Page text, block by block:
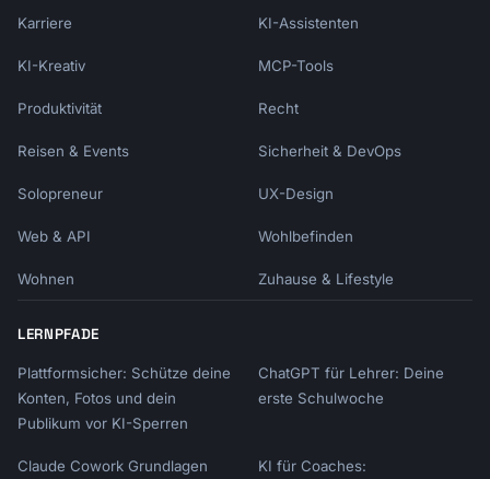
Karriere KI-Assistenten
KI-Kreativ MCP-Tools
Produktivität Recht
Reisen & Events Sicherheit & DevOps
Solopreneur UX-Design
Web & API Wohlbefinden
Wohnen Zuhause & Lifestyle
LERNPFADE
Plattformsicher: Schütze deine
Konten, Fotos und dein
Publikum vor KI-Sperren
ChatGPT für Lehrer: Deine
erste Schulwoche
Claude Cowork Grundlagen
KI für Coaches: